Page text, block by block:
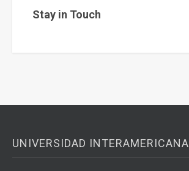
Stay in Touch
UNIVERSIDAD INTERAMERICANA